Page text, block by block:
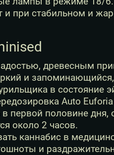
при стабильном и
древесным
и
в состояние
Auto
первой половине
около 2 часов.
каннабис в
и